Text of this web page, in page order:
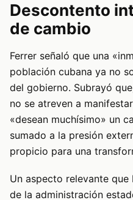
Descontento
de cambio
Ferrer señaló que una
población cubana ya no
del gobierno. Subrayó
no se atreven a
«desean muchísimo» un
sumado a la presión
propicio para una
Un aspecto relevante
de la administración